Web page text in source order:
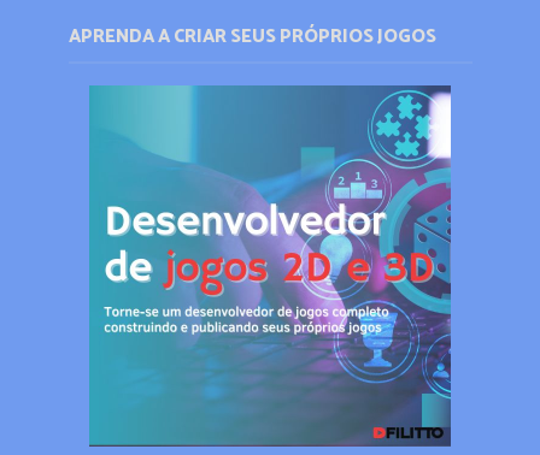
APRENDA A CRIAR SEUS PRÓPRIOS JOGOS